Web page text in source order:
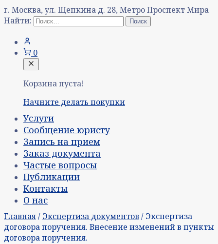
г. Москва, ул. Щепкина д. 28, Метро Проспект Мира
Найти:
0
Корзина пуста!
Начните делать покупки
Услуги
Сообщение юристу
Запись на прием
Заказ документа
Частые вопросы
Публикации
Контакты
О нас
Главная/ Экспертиза документов / Экспертиза
договора поручения. Внесение изменений в пункты
договора поручения.